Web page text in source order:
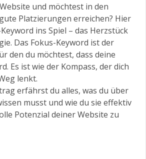
und möchtest in den
Platzierungen erreichen? Hier
ins Spiel – das Herzstück
Das Fokus-Keyword ist der
den du möchtest, dass deine
Es ist wie der Kompass, der dich
lenkt.
erfährst du alles, was du über
musst und wie du sie effektiv
Potenzial deiner Website zu